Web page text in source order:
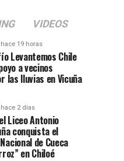
VIDEOS
hace 19 horas
Levantemos Chile
a vecinos
las lluvias en Vicuña
hace 2 días
Liceo Antonio
conquista el
de Cueca
en Chiloé